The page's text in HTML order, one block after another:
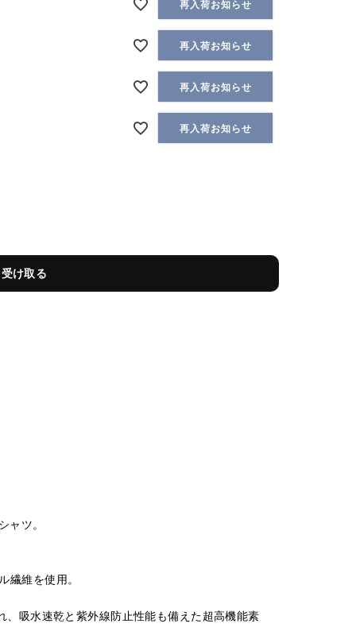
再入荷お知らせ
再入荷お知らせ
再入荷お知らせ
再入荷お知らせ
け取る
ャツ。
繊維を使用。
吸水速乾と紫外線防止性能も備えた超高機能素